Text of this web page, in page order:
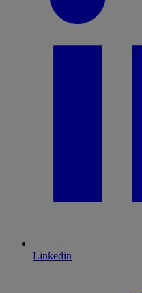
Linkedin